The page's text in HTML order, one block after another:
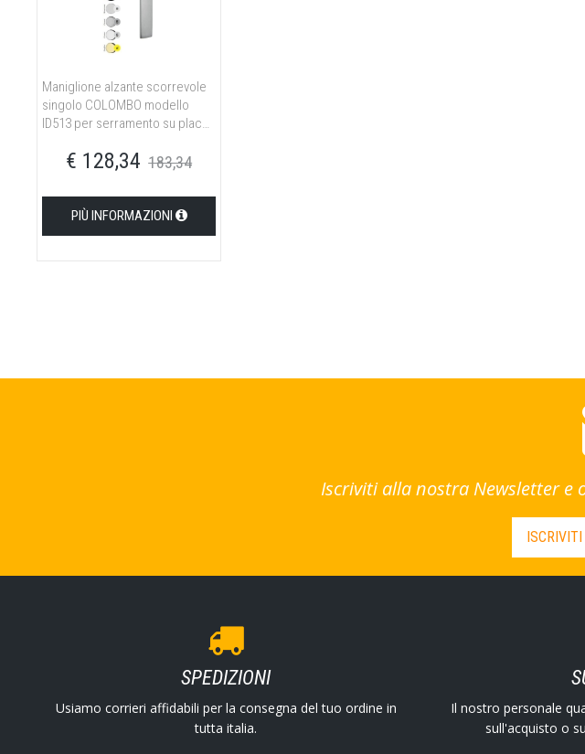
Maniglione alzante scorrevole
singolo COLOMBO modello
ID513 per serramento su placca
biancomat
€ 128,34 183,34
PIÙ INFORMAZIONI
Iscriviti alla nostra Newsletter e
SPEDIZIONI
Usiamo corrieri affidabili per la consegna del tuo ordine in
tutta italia.
Il nostro personale
sull'acquisto o